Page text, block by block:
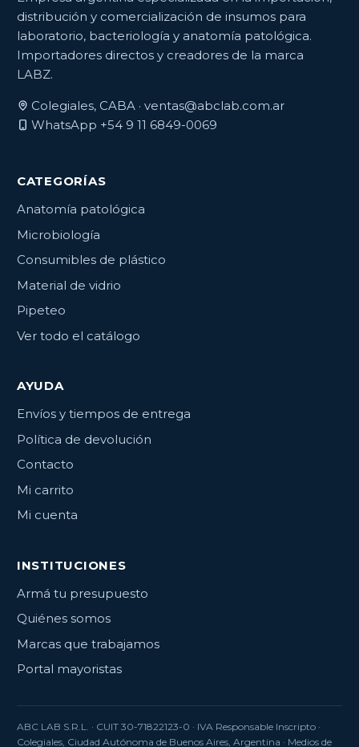
distribución y comercialización de insumos para
laboratorio, bacteriología y anatomía patológica.
Importadores directos y creadores de la marca
LABZ.
Colegiales, CABA · ventas@abclab.com.ar
WhatsApp +54 9 11 6849-0069
CATEGORÍAS
Anatomía patológica
Microbiología
Consumibles de plástico
Material de vidrio
Pipeteo
Ver todo el catálogo
AYUDA
Envíos y tiempos de entrega
Política de devolución
Contacto
Mi carrito
Mi cuenta
INSTITUCIONES
Armá tu presupuesto
Quiénes somos
Marcas que trabajamos
Portal mayoristas
ABC LAB S.R.L. · CUIT 30-71822123-0 · IVA Responsable Inscripto ·
Colegiales, Ciudad Autónoma de Buenos Aires, Argentina · Medios de